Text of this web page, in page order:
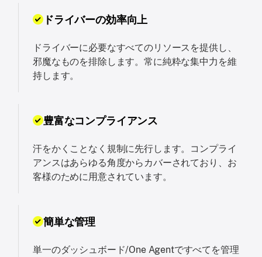
ドライバーの効率向上
ドライバーに必要なすべてのリソースを提供し、
邪魔なものを排除します。常に純粋な集中力を維
持します。
豊富なコンプライアンス
汗をかくことなく規制に先行します。コンプライ
アンスはあらゆる角度からカバーされており、お
客様のために用意されています。
簡単な管理
単一のダッシュボード/One Agentですべてを管理